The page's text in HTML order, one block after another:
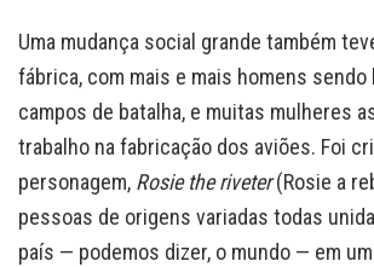
Uma mudança social grande também
fábrica, com mais e mais homens sendo
campos de batalha, e muitas mulheres
trabalho na fabricação dos aviões. Foi
personagem, Rosie the riveter(Rosie a
pessoas de origens variadas todas
país — podemos dizer, o mundo — em